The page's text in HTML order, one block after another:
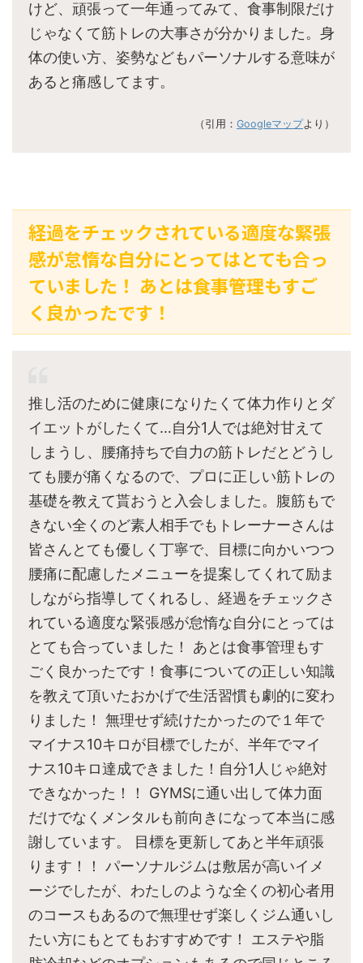
けど、頑張って一年通ってみて、食事制限だけ
じゃなくて筋トレの大事さが分かりました。身
体の使い方、姿勢などもパーソナルする意味が
あると痛感してます。
（引用： Googleマップより）
経過をチェックされている適度な緊張
感が怠惰な自分にとってはとても合っ
ていました！ あとは食事管理もすご
く良かったです！
推し活のために健康になりたくて体力作りとダ
イエットがしたくて…自分1人では絶対甘えて
しまうし、腰痛持ちで自力の筋トレだとどうし
ても腰が痛くなるので、プロに正しい筋トレの
基礎を教えて貰おうと入会しました。腹筋もで
きない全くのど素人相手でもトレーナーさんは
皆さんとても優しく丁寧で、目標に向かいつつ
腰痛に配慮したメニューを提案してくれて励ま
しながら指導してくれるし、経過をチェックさ
れている適度な緊張感が怠惰な自分にとっては
とても合っていました！ あとは食事管理もす
ごく良かったです！食事についての正しい知識
を教えて頂いたおかげで生活習慣も劇的に変わ
りました！ 無理せず続けたかったので１年で
マイナス10キロが目標でしたが、半年でマイ
ナス10キロ達成できました！自分1人じゃ絶対
できなかった！！ GYMSに通い出して体力面
だけでなくメンタルも前向きになって本当に感
謝しています。 目標を更新してあと半年頑張
ります！！ パーソナルジムは敷居が高いイメ
ージでしたが、わたしのような全くの初心者用
のコースもあるので無理せず楽しくジム通いし
たい方にもとてもおすすめです！ エステや脂